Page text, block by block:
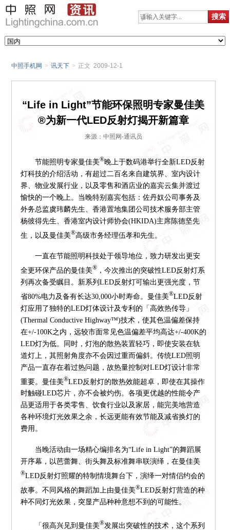
中照手机网 > 讯天下 > 正文 2009-12-1
“Life in Light”节能环保照明专家曼佳美
®为新一代LED反射灯揭开新篇章
来源：中照网-通讯员
节能照明专家曼佳美®晚上于数码港举行全新LED反射
灯科技的介绍活动，有超过二百名来自建筑界、室内设计
界、物业发展行业，以及零售和酒店业的嘉宾云集并渡过
愉快的一个晚上。当晚特别嘉宾包括：佐丹奴公司事务及
外务总监虞玮麟先生、香港置地集团公司技术服务部主管
杨彼得先生、香港室内设计师协会(HKIDA)主席陈德坚先
生，以及曼佳美®高级市务经理伍孝和先生。
一直在节能照明科技处于领导地位，致力研发出更安
全更环保产品的曼佳美®，今次推出的突破性LED反射灯系
列再次备受瞩目。新系列LED反射灯可输出更强光度，节
省80%电力及备有长达30,000小时寿命。曼佳美®LED反射
灯应用了独特的LED灯体设计及专利的「高效热传导」
(Thermal Conductive Highway™)技术，使其色温偏差保持
在+/-100K之内，远较市面常见色温偏差平均高达+/-400K的
LED灯为低。同时，灯泡的散热装置轻巧，即使安装在轨
道灯上，其照射角度亦不会因过重而偏斜。传统LED照明
产品一直存在着过热问题，故热量控制对LED灯设计非常
重要。曼佳美®LED反射灯的散热效能超卓，即使在其操作
时触碰LED芯片，亦不会被灼伤。各项更优越的性能令产
品更适用于各类零售、饮食行业以及家居，能完美地营造
各种环境灯光效果之余，长远更能有效节能及减省换灯的
费用。
当晚活动由一场精心编排名为“Life in Light”的舞蹈展
开序幕，以芭蕾舞、街头舞及标准舞串联演绎，在曼佳美
®LED反射灯照耀的特制情境舞台下，演绎一对情侣约会的
故事。不同风格的舞蹈加上由曼佳美®LED反射灯营造的种
种不同灯光效果，突显产品种种意想不到的可能性。
「很高兴见到曼佳美®发展出突破性的技术，这个系列